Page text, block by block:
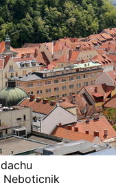
Neboticnik